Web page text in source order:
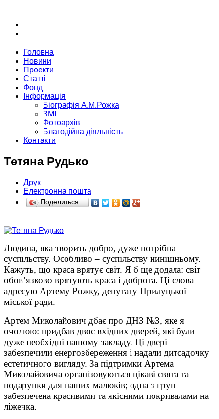
Головна
Новини
Проекти
Статті
Фонд
Інформація
Біографія А.М.Рожка
ЗМІ
Фотоархів
Благодійна діяльність
Контакти
Тетяна Рудько
Друк
Електронна пошта
Поделиться…
Людина, яка творить добро, дуже потрібна
суспільству. Особливо – суспільству нинішньому.
Кажуть, що краса врятує світ. Я б ще додала: світ
обов’язково врятують краса і доброта. Ці слова
адресую Артему Рожку, депутату Прилуцької
міської ради.
Артем Миколайович дбає про ДНЗ №3, яке я
очолюю: придбав двоє вхідних дверей, які були
дуже необхідні нашому закладу. Ці двері
забезпечили енергозбереження і надали дитсадочку
естетичного вигляду. За підтримки Артема
Миколайовича організовуються цікаві свята та
подарунки для наших малюків; одна з груп
забезпечена красивими та якісними покривалами на
ліжечка.